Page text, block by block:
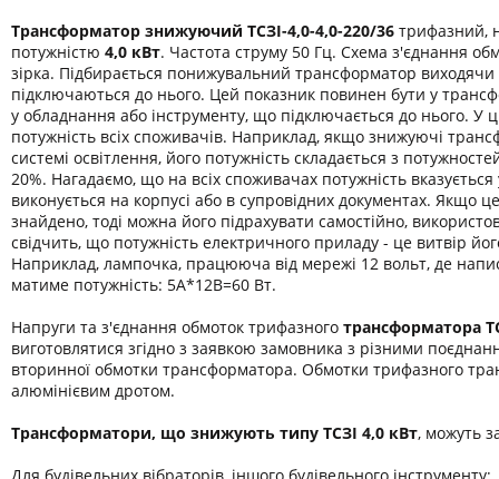
Трансформатор знижуючий ТСЗІ-4,0-4,0-220/36 трифазний,
потужністю 4,0 кВт. Частота струму 50 Гц. Схема з'єднання
зірка. Підбирається понижувальний трансформатор
підключаються до нього. Цей показник повинен бути у
у обладнання або інструменту, що підключається до нього. У
потужність всіх споживачів. Наприклад, якщо знижуючі
системі освітлення, його потужність складається з
20%. Нагадаємо, що на всіх споживачах потужність
виконується на корпусі або в супровідних документах. Якщо
знайдено, тоді можна його підрахувати самостійно,
свідчить, що потужність електричного приладу - це витвір
Наприклад, лампочка, працююча від мережі 12 вольт, де
матиме потужність: 5А*12В=60 Вт.
Напруги та з'єднання обмоток трифазного трансформатора
виготовлятися згідно з заявкою замовника з різними
вторинної обмотки трансформатора. Обмотки трифазного
алюмінієвим дротом.
Трансформатори, що знижують типу ТСЗІ 4,0 кВт, можуть